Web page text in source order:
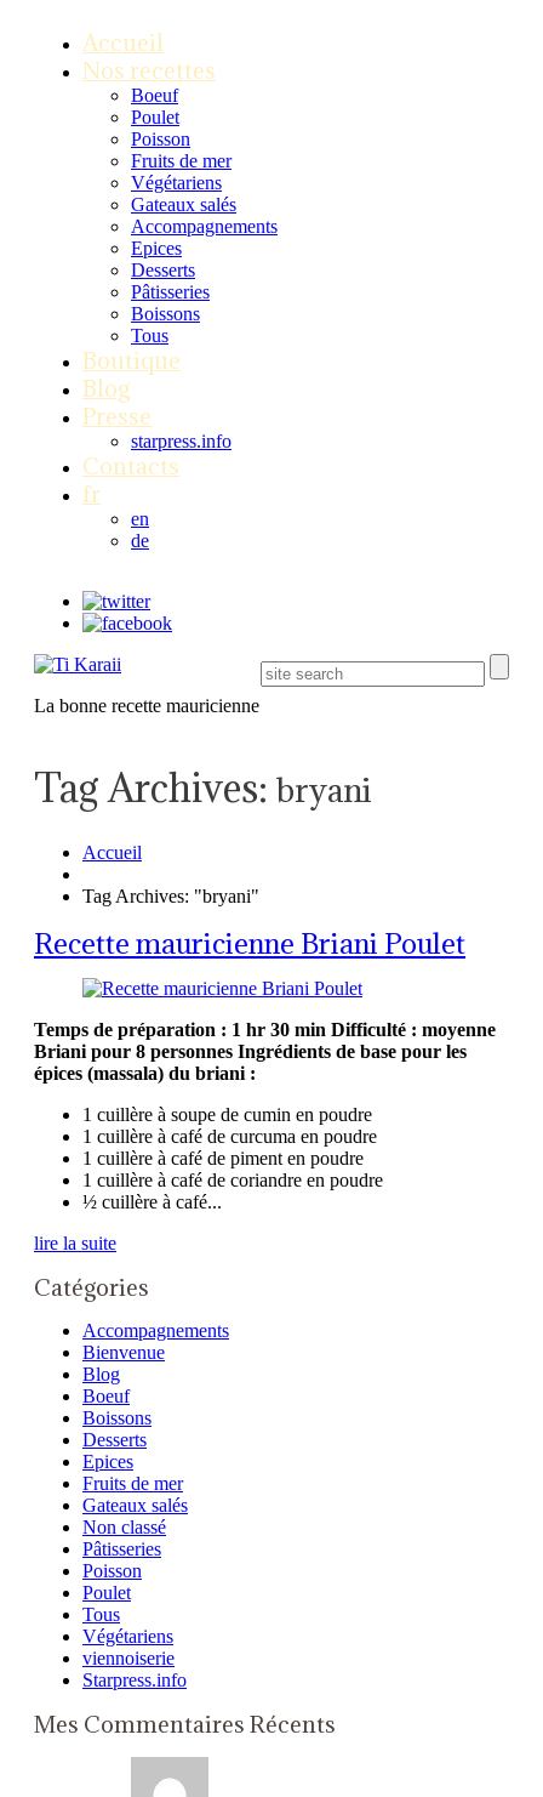
Accueil
Nos recettes
Boeuf
Poulet
Poisson
Fruits de mer
Végétariens
Gateaux salés
Accompagnements
Epices
Desserts
Pâtisseries
Boissons
Tous
Boutique
Blog
Presse
starpress.info
Contacts
fr
en
de
La bonne recette mauricienne
Tag Archives: bryani
Accueil
Tag Archives: "bryani"
Recette mauricienne Briani Poulet
Temps de préparation : 1 hr 30 min Difficulté : moyenne
Briani pour 8 personnes Ingrédients de base pour les
épices (massala) du briani :
1 cuillère à soupe de cumin en poudre
1 cuillère à café de curcuma en poudre
1 cuillère à café de piment en poudre
1 cuillère à café de coriandre en poudre
½ cuillère à café...
lire la suite
Catégories
Accompagnements
Bienvenue
Blog
Boeuf
Boissons
Desserts
Epices
Fruits de mer
Gateaux salés
Non classé
Pâtisseries
Poisson
Poulet
Tous
Végétariens
viennoiserie
Starpress.info
Mes Commentaires Récents